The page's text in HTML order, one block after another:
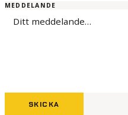
MEDDELANDE
SKICKA